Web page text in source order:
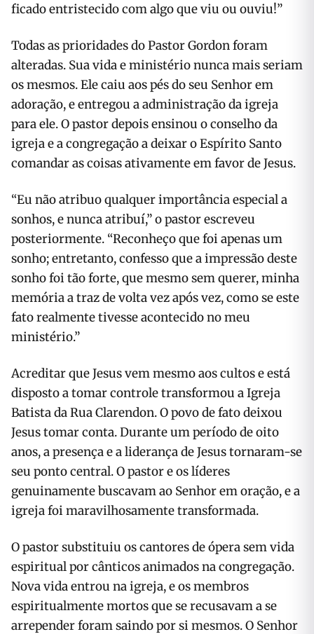
ficado entristecido com algo que viu ou ouviu!”
Todas as prioridades do Pastor Gordon foram
alteradas. Sua vida e ministério nunca mais seriam
os mesmos. Ele caiu aos pés do seu Senhor em
adoração, e entregou a administração da igreja
para ele. O pastor depois ensinou o conselho da
igreja e a congregação a deixar o Espírito Santo
comandar as coisas ativamente em favor de Jesus.
“Eu não atribuo qualquer importância especial a
sonhos, e nunca atribuí,” o pastor escreveu
posteriormente. “Reconheço que foi apenas um
sonho; entretanto, confesso que a impressão deste
sonho foi tão forte, que mesmo sem querer, minha
memória a traz de volta vez após vez, como se este
fato realmente tivesse acontecido no meu
ministério.”
Acreditar que Jesus vem mesmo aos cultos e está
disposto a tomar controle transformou a Igreja
Batista da Rua Clarendon. O povo de fato deixou
Jesus tomar conta. Durante um período de oito
anos, a presença e a liderança de Jesus tornaram-se
seu ponto central. O pastor e os líderes
genuinamente buscavam ao Senhor em oração, e a
igreja foi maravilhosamente transformada.
O pastor substituiu os cantores de ópera sem vida
espiritual por cânticos animados na congregação.
Nova vida entrou na igreja, e os membros
espiritualmente mortos que se recusavam a se
arrepender foram saindo por si mesmos. O Senhor